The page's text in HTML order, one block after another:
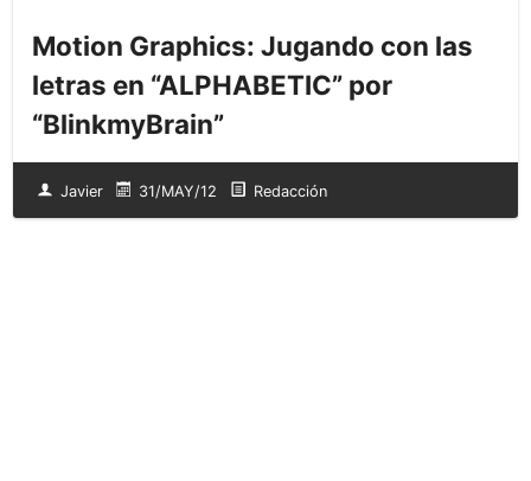
Motion Graphics: Jugando con las
letras en “ALPHABETIC” por
“BlinkmyBrain”
Javier 31/MAY/12 Redacción